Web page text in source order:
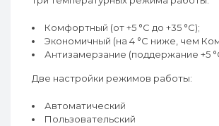
Комфортный (от +5 °C до +35 °C);
Экономичный (на 4 °C ниже, чем
Антизамерзание (поддержание +5
Две настройки режимов работы:
Автоматический
Пользовательский